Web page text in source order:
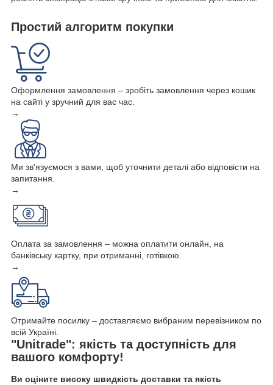
Простий алгоритм покупки
Оформлення замовлення – зробіть замовлення через кошик
на сайті у зручний для вас час.
→
Ми зв'язуємося з вами, щоб уточнити деталі або відповісти на
запитання.
→
Оплата за замовлення – можна оплатити онлайн, на
банківську картку, при отриманні, готівкою.
→
Отримайте посилку – доставляємо вибраним перевізником по
всій Україні.
"Unitrade": якість та доступність для
вашого комфорту!
Ви оціните високу швидкість доставки та якість